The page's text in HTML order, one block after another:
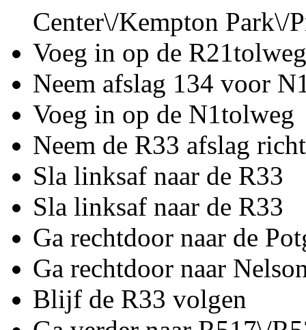
Center\/Kempton Park\/
Voeg in op de R21tolweg
Neem afslag 134 voor
Voeg in op de N1tolweg
Neem de R33 afslag
Sla linksaf naar de R33
Sla linksaf naar de R33
Ga rechtdoor naar de
Ga rechtdoor naar
Blijf de R33 volgen